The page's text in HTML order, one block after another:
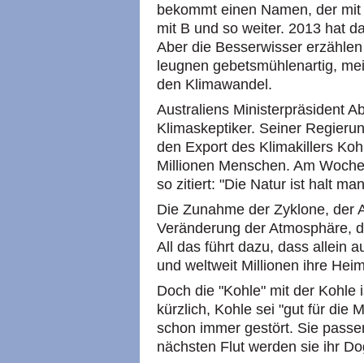
bekommt einen Namen, der
mit B und so weiter. 2013 hat
Aber die Besserwisser
leugnen gebetsmühlenartig,
den Klimawandel.
Australiens Ministerpräsident
Klimaskeptiker. Seiner
den Export des Klimakillers
Millionen Menschen. Am
so zitiert: "Die Natur ist halt
Die Zunahme der Zyklone, der
Veränderung der Atmosphäre,
All das führt dazu, dass allein
und weltweit Millionen ihre
Doch die "Kohle" mit der Kohle
kürzlich, Kohle sei "gut für die
schon immer gestört. Sie
nächsten Flut werden sie ihr